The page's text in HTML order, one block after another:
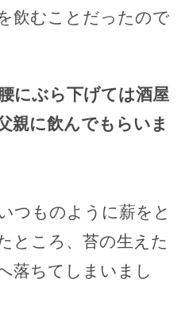
飲むことだったので
にぶら下げては酒屋
親に飲んでもらいま
つものように薪をと
ところ、苔の生えた
落ちてしまいまし